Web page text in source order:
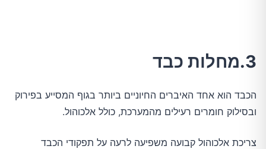
3.מחלות כבד
הכבד הוא אחד האיברים החיוניים ביותר בגוף המסייע בפירוק
ובסילוק חומרים רעילים מהמערכת, כולל אלכוהול.
צריכת אלכוהול קבועה משפיעה לרעה על תפקודי הכבד